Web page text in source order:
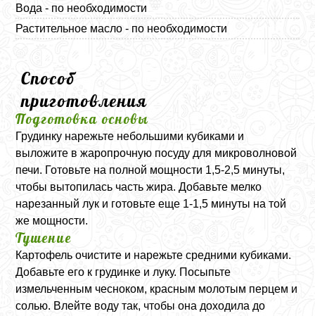
Вода - по необходимости
Растительное масло - по необходимости
Способ
приготовления
Подготовка основы
Грудинку нарежьте небольшими кубиками и
выложите в жаропрочную посуду для микроволновой
печи. Готовьте на полной мощности 1,5-2,5 минуты,
чтобы вытопилась часть жира. Добавьте мелко
нарезанный лук и готовьте еще 1-1,5 минуты на той
же мощности.
Тушение
Картофель очистите и нарежьте средними кубиками.
Добавьте его к грудинке и луку. Посыпьте
измельченным чесноком, красным молотым перцем и
солью. Влейте воду так, чтобы она доходила до